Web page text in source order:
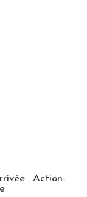
: Action-